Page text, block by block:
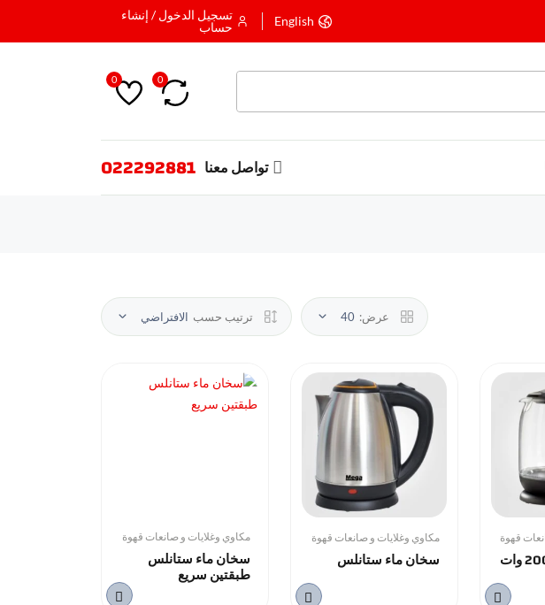
English
تسجيل الدخول / إنشاء
حساب
0
0
تواصل معنا 022292881
عرض: 40 ترتيب حسب الافتراضي
قهوة مكاوي وغلايات و صانعات قهوة
سخان ماء ستانلس
مكاوي وغلايات و صانعات قهوة
سخان ماء ستانلس
طبقتين سريع